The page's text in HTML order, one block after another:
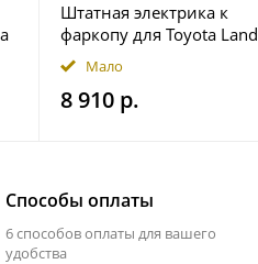
Штатная электрика к
фаркопу для Toyota Land
Cruiser Prado 250 2023-
7-pin
Мало
8 910 р.
Способы оплаты
6 способов оплаты для вашего
удобства